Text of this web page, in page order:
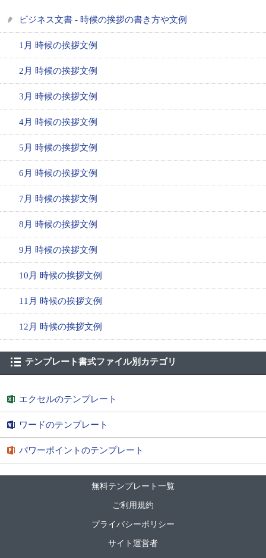
ビジネス文書 - 時候の挨拶の書き方や文例
1月 時候の挨拶文例
2月 時候の挨拶文例
3月 時候の挨拶文例
4月 時候の挨拶文例
5月 時候の挨拶文例
6月 時候の挨拶文例
7月 時候の挨拶文例
8月 時候の挨拶文例
9月 時候の挨拶文例
10月 時候の挨拶文例
11月 時候の挨拶文例
12月 時候の挨拶文例
テンプレート書式ファイル別カテゴリ
エクセルのテンプレート
ワードのテンプレート
パワーポイントのテンプレート
無料テンプレート一覧
ご利用規約
プライバシーポリシー
サイト運営者